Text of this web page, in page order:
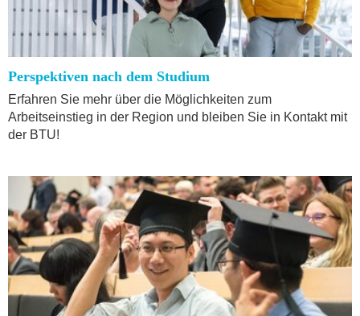
Perspektiven nach dem Studium
Erfahren Sie mehr über die Möglichkeiten zum
Arbeitseinstieg in der Region und bleiben Sie in Kontakt mit
der BTU!